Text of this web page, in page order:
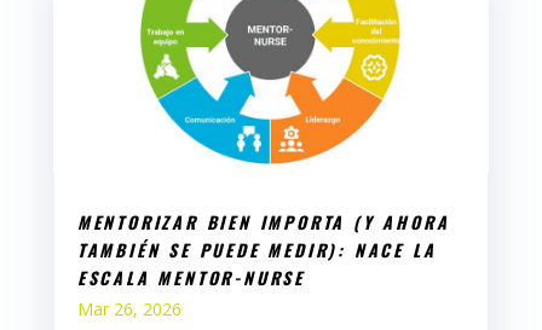
MENTORIZAR BIEN IMPORTA (Y AHORA
TAMBIÉN SE PUEDE MEDIR): NACE LA
ESCALA MENTOR-NURSE
Mar 26, 2026